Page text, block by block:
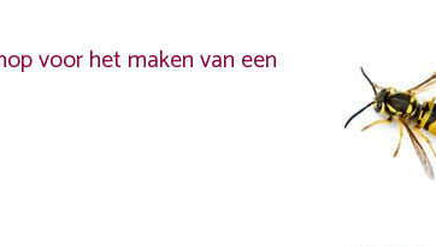
voor het maken van een